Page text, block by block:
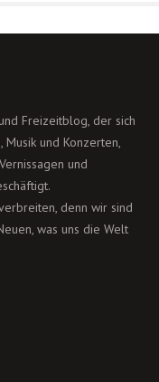
Freizeitblog, der sich
Musik und Konzerten,
und
denn wir sind
was uns die Welt